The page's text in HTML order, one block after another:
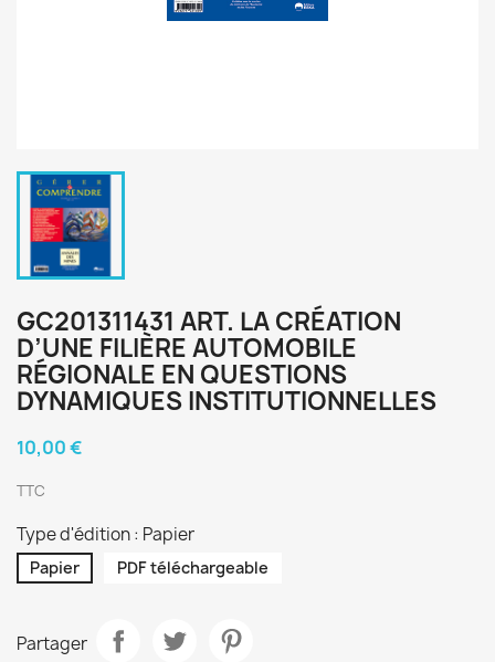
GC201311431 ART. LA CRÉATION
D’UNE FILIÈRE AUTOMOBILE
RÉGIONALE EN QUESTIONS
DYNAMIQUES INSTITUTIONNELLES
10,00 €
TTC
Type d'édition : Papier
Papier PDF téléchargeable
Partager